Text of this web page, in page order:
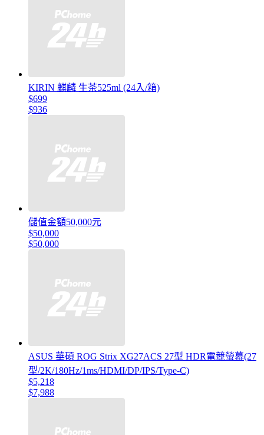
KIRIN 麒麟 生茶525ml (24入/箱)
$699
$936
儲值金額50,000元
$50,000
$50,000
ASUS 華碩 ROG Strix XG27ACS 27型 HDR電競螢幕(27
型/2K/180Hz/1ms/HDMI/DP/IPS/Type-C)
$5,218
$7,988